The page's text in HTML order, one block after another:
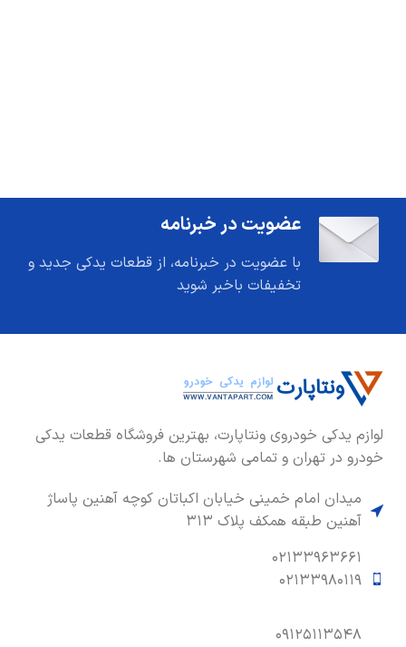
عضویت در خبرنامه
با عضویت در خبرنامه، از قطعات یدکی جدید و
تخفیفات باخبر شوید
لوازم یدکی خودروی ونتاپارت، بهترین فروشگاه قطعات یدکی
خودرو در تهران و تمامی شهرستان ها.
میدان امام خمینی خیابان اکباتان کوچه آهنین پاساژ
آهنین طبقه همکف پلاک ۳۱۳
۰۲۱۳۳۹۶۳۶۶۱
۰۲۱۳۳۹۸۰۱۱۹
۰۹۱۲۵۱۱۳۵۴۸